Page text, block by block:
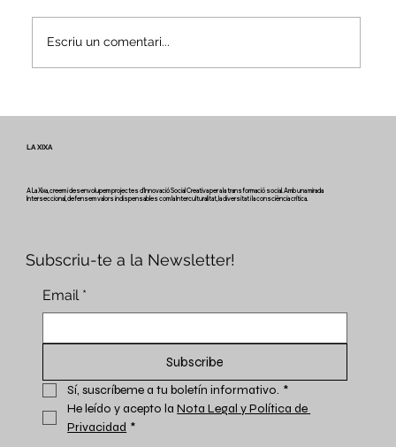
Generacionals"
Escriu un comentari...
LA XIXA
A La Xixa, creem i desenvolupem projectes d'Innovació Social Creativa per a la transformació social. Amb una mirada
Interseccional, defensem valors indispensables com la Interculturalitat, la diversitat i la consciència crítica.
Subscriu-te a la Newsletter!
Email *
Subscribe
Sí, suscríbeme a tu boletín informativo. *
He leído y acepto la Nota Legal y Política de
Privacidad *